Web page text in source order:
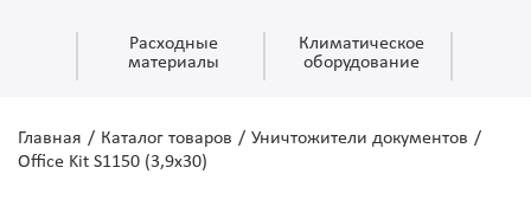
Расходные
материалы
Климатическое
оборудование
Главная / Каталог товаров / Уничтожители документов /
Office Kit S1150 (3,9x30)